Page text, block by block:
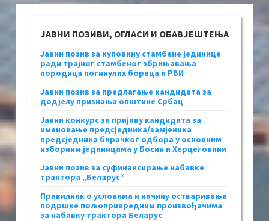
ЈАВНИ ПОЗИВИ, ОГЛАСИ И ОБАВЈЕШТЕЊА
Јавни позив за куповину стамбене јединице
ради трајног стамбеног збрињавања
породица погинулих бораца и РВИ
Јавни позив за предлагање кандидата за
додјелу признања општине Србац
Јавни конкурс за пријаву кандидата за
именовање предсједника/замјеника
предсједника бирачког одбора у основним
изборним јединицама у Босни и Херцеговини
Јавни позив за суфинансирање набавке
трактора „Беларус“
Правилник о условима и начину остваривања
подршке пољопривредним произвођачима
за набавку трактора Беларус